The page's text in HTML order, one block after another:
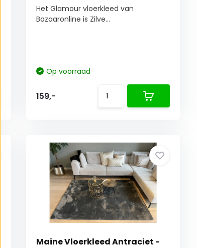
Het Glamour vloerkleed van
Bazaaronline is Zilve...
Op voorraad
159,-
Maine Vloerkleed Antraciet -